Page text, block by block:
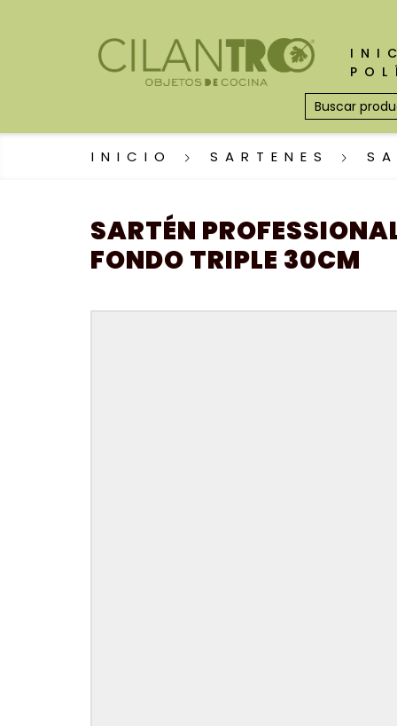
INICIO SARTENES
SARTÉN
FONDO TRIPLE 30CM